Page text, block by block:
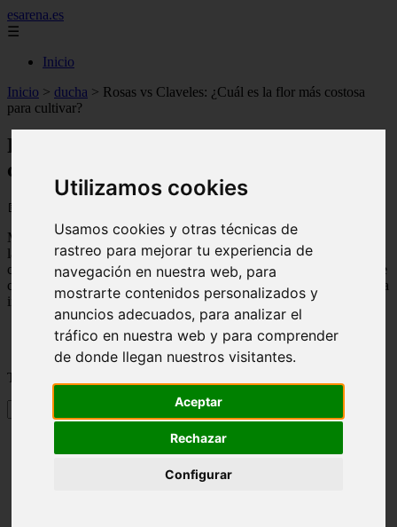
Utilizamos cookies
Usamos cookies y otras técnicas de
rastreo para mejorar tu experiencia de
navegación en nuestra web, para
mostrarte contenidos personalizados y
anuncios adecuados, para analizar el
tráfico en nuestra web y para comprender
de donde llegan nuestros visitantes.
Aceptar
Rechazar
Configurar
esarena.es
☰
Inicio
Inicio > ducha > Rosas vs Claveles: ¿Cuál es la flor más costosa
para cultivar?
Rosas vs Claveles: ¿Cuál es la flor más
costosa para cultivar?
📅 31/08/2025
Muchas veces nos preguntamos cuál es la diferencia de precio entre
las distintas flores. En este artículo, nos enfocaremos en comparar el
costo de dos de las flores más populares:rosasy
. Descubre
cuál de estas dos opciones es más costosa y si realmente vale la pena
invertir en una u otra.
Tabla de contenidos
¿Rosas o claveles? Descubre cuál es la opción más costosa
para tu jardín
¿Cuál es el precio de una docena de claveles?